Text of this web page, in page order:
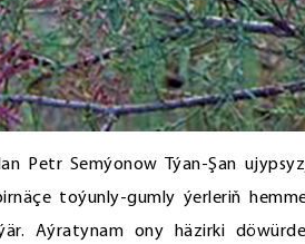
Petr Semýonow Týan-Şan
toýunly-gumly ýerleriň
Aýratynam ony häzirki